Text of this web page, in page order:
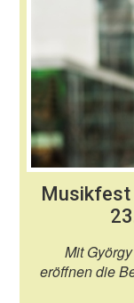
Musikfest
Mit
eröffnen die